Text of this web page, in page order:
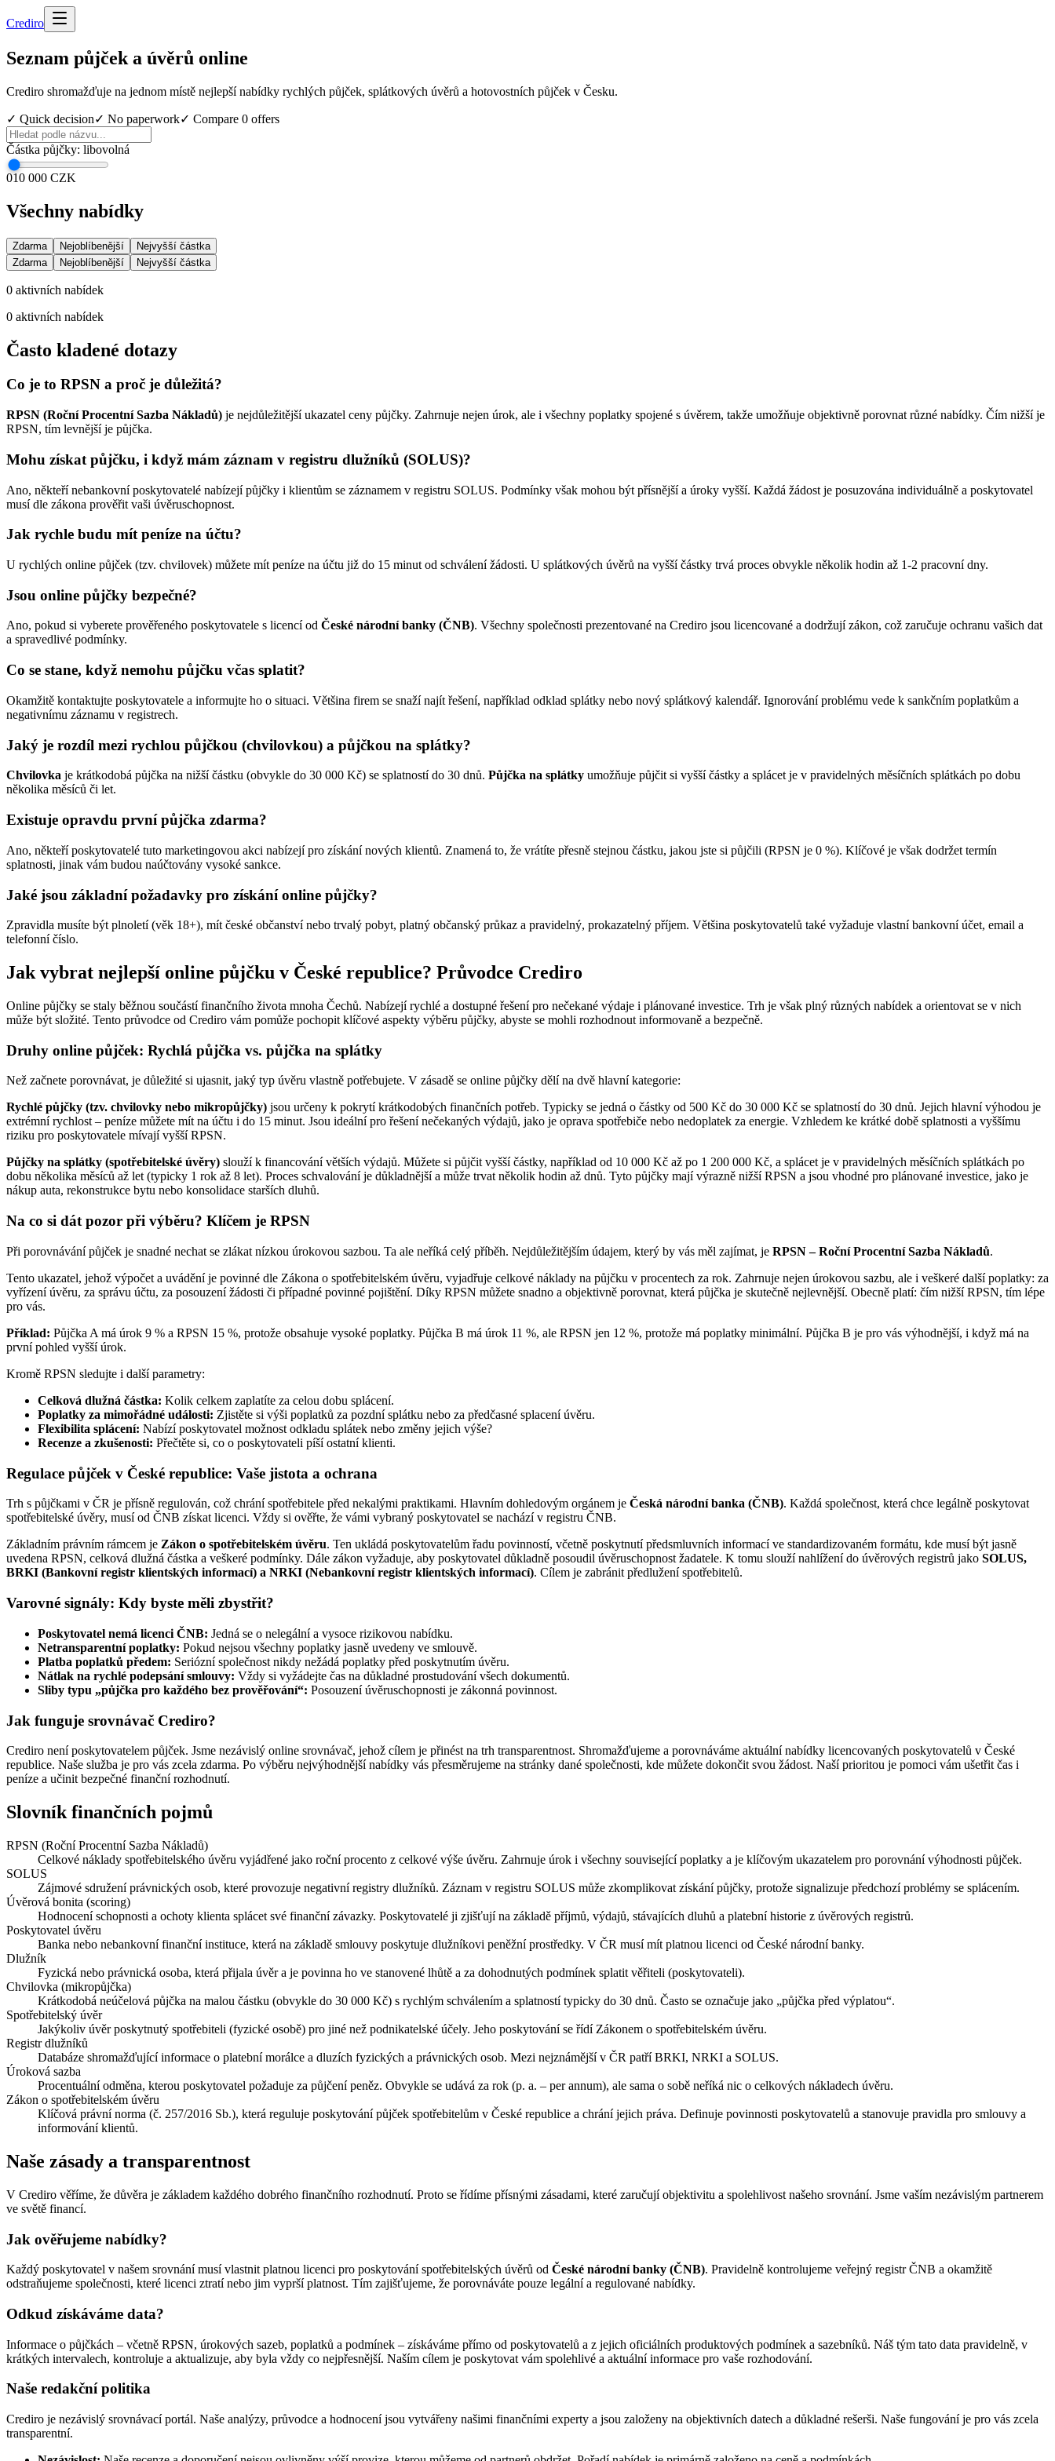
Crediro
Seznam půjček a úvěrů online
Crediro shromažďuje na jednom místě nejlepší nabídky rychlých půjček, splátkových úvěrů a hotovostních půjček v Česku.
✓ Quick decision✓ No paperwork✓ Compare 0 offers
Částka půjčky: libovolná
010 000 CZK
Všechny nabídky
Zdarma Nejoblíbenější
Nejvyšší částka
Zdarma
Nejoblíbenější Nejvyšší částka
0 aktivních nabídek
0 aktivních nabídek
Často kladené dotazy
Co je to RPSN a proč je důležitá?
RPSN (Roční Procentní Sazba Nákladů) je nejdůležitější ukazatel ceny půjčky. Zahrnuje nejen úrok, ale i všechny poplatky spojené s úvěrem, takže umožňuje objektivně porovnat různé nabídky. Čím nižší je
RPSN, tím levnější je půjčka.
Mohu získat půjčku, i když mám záznam v registru dlužníků (SOLUS)?
Ano, někteří nebankovní poskytovatelé nabízejí půjčky i klientům se záznamem v registru SOLUS. Podmínky však mohou být přísnější a úroky vyšší. Každá žádost je posuzována individuálně a poskytovatel
musí dle zákona prověřit vaši úvěruschopnost.
Jak rychle budu mít peníze na účtu?
U rychlých online půjček (tzv. chvilovek) můžete mít peníze na účtu již do 15 minut od schválení žádosti. U splátkových úvěrů na vyšší částky trvá proces obvykle několik hodin až 1-2 pracovní dny.
Jsou online půjčky bezpečné?
Ano, pokud si vyberete prověřeného poskytovatele s licencí od České národní banky (ČNB). Všechny společnosti prezentované na Crediro jsou licencované a dodržují zákon, což zaručuje ochranu vašich dat
a spravedlivé podmínky.
Co se stane, když nemohu půjčku včas splatit?
Okamžitě kontaktujte poskytovatele a informujte ho o situaci. Většina firem se snaží najít řešení, například odklad splátky nebo nový splátkový kalendář. Ignorování problému vede k sankčním poplatkům a
negativnímu záznamu v registrech.
Jaký je rozdíl mezi rychlou půjčkou (chvilovkou) a půjčkou na splátky?
Chvilovka je krátkodobá půjčka na nižší částku (obvykle do 30 000 Kč) se splatností do 30 dnů. Půjčka na splátky umožňuje půjčit si vyšší částky a splácet je v pravidelných měsíčních splátkách po dobu
několika měsíců či let.
Existuje opravdu první půjčka zdarma?
Ano, někteří poskytovatelé tuto marketingovou akci nabízejí pro získání nových klientů. Znamená to, že vrátíte přesně stejnou částku, jakou jste si půjčili (RPSN je 0 %). Klíčové je však dodržet termín
splatnosti, jinak vám budou naúčtovány vysoké sankce.
Jaké jsou základní požadavky pro získání online půjčky?
Zpravidla musíte být plnoletí (věk 18+), mít české občanství nebo trvalý pobyt, platný občanský průkaz a pravidelný, prokazatelný příjem. Většina poskytovatelů také vyžaduje vlastní bankovní účet, email a
telefonní číslo.
Jak vybrat nejlepší online půjčku v České republice? Průvodce Crediro
Online půjčky se staly běžnou součástí finančního života mnoha Čechů. Nabízejí rychlé a dostupné řešení pro nečekané výdaje i plánované investice. Trh je však plný různých nabídek a orientovat se v nich
může být složité. Tento průvodce od Crediro vám pomůže pochopit klíčové aspekty výběru půjčky, abyste se mohli rozhodnout informovaně a bezpečně.
Druhy online půjček: Rychlá půjčka vs. půjčka na splátky
Než začnete porovnávat, je důležité si ujasnit, jaký typ úvěru vlastně potřebujete. V zásadě se online půjčky dělí na dvě hlavní kategorie:
Rychlé půjčky (tzv. chvilovky nebo mikropůjčky) jsou určeny k pokrytí krátkodobých finančních potřeb. Typicky se jedná o částky od 500 Kč do 30 000 Kč se splatností do 30 dnů. Jejich hlavní výhodou je
extrémní rychlost – peníze můžete mít na účtu i do 15 minut. Jsou ideální pro řešení nečekaných výdajů, jako je oprava spotřebiče nebo nedoplatek za energie. Vzhledem ke krátké době splatnosti a vyššímu
riziku pro poskytovatele mívají vyšší RPSN.
Půjčky na splátky (spotřebitelské úvěry) slouží k financování větších výdajů. Můžete si půjčit vyšší částky, například od 10 000 Kč až po 1 200 000 Kč, a splácet je v pravidelných měsíčních splátkách po
dobu několika měsíců až let (typicky 1 rok až 8 let). Proces schvalování je důkladnější a může trvat několik hodin až dnů. Tyto půjčky mají výrazně nižší RPSN a jsou vhodné pro plánované investice, jako je
nákup auta, rekonstrukce bytu nebo konsolidace starších dluhů.
Na co si dát pozor při výběru? Klíčem je RPSN
Při porovnávání půjček je snadné nechat se zlákat nízkou úrokovou sazbou. Ta ale neříká celý příběh. Nejdůležitějším údajem, který by vás měl zajímat, je RPSN – Roční Procentní Sazba Nákladů.
Tento ukazatel, jehož výpočet a uvádění je povinné dle Zákona o spotřebitelském úvěru, vyjadřuje celkové náklady na půjčku v procentech za rok. Zahrnuje nejen úrokovou sazbu, ale i veškeré další poplatky: za
vyřízení úvěru, za správu účtu, za posouzení žádosti či případné povinné pojištění. Díky RPSN můžete snadno a objektivně porovnat, která půjčka je skutečně nejlevnější. Obecně platí: čím nižší RPSN, tím lépe
pro vás.
Příklad: Půjčka A má úrok 9 % a RPSN 15 %, protože obsahuje vysoké poplatky. Půjčka B má úrok 11 %, ale RPSN jen 12 %, protože má poplatky minimální. Půjčka B je pro vás výhodnější, i když má na
první pohled vyšší úrok.
Kromě RPSN sledujte i další parametry:
Celková dlužná částka: Kolik celkem zaplatíte za celou dobu splácení.
Poplatky za mimořádné události: Zjistěte si výši poplatků za pozdní splátku nebo za předčasné splacení úvěru.
Flexibilita splácení: Nabízí poskytovatel možnost odkladu splátek nebo změny jejich výše?
Recenze a zkušenosti: Přečtěte si, co o poskytovateli píší ostatní klienti.
Regulace půjček v České republice: Vaše jistota a ochrana
Trh s půjčkami v ČR je přísně regulován, což chrání spotřebitele před nekalými praktikami. Hlavním dohledovým orgánem je Česká národní banka (ČNB). Každá společnost, která chce legálně poskytovat
spotřebitelské úvěry, musí od ČNB získat licenci. Vždy si ověřte, že vámi vybraný poskytovatel se nachází v registru ČNB.
Základním právním rámcem je Zákon o spotřebitelském úvěru. Ten ukládá poskytovatelům řadu povinností, včetně poskytnutí předsmluvních informací ve standardizovaném formátu, kde musí být jasně
uvedena RPSN, celková dlužná částka a veškeré podmínky. Dále zákon vyžaduje, aby poskytovatel důkladně posoudil úvěruschopnost žadatele. K tomu slouží nahlížení do úvěrových registrů jako SOLUS,
BRKI (Bankovní registr klientských informací) a NRKI (Nebankovní registr klientských informací). Cílem je zabránit předlužení spotřebitelů.
Varovné signály: Kdy byste měli zbystřit?
Poskytovatel nemá licenci ČNB: Jedná se o nelegální a vysoce rizikovou nabídku.
Netransparentní poplatky: Pokud nejsou všechny poplatky jasně uvedeny ve smlouvě.
Platba poplatků předem: Seriózní společnost nikdy nežádá poplatky před poskytnutím úvěru.
Nátlak na rychlé podepsání smlouvy: Vždy si vyžádejte čas na důkladné prostudování všech dokumentů.
Sliby typu „půjčka pro každého bez prověřování“: Posouzení úvěruschopnosti je zákonná povinnost.
Jak funguje srovnávač Crediro?
Crediro není poskytovatelem půjček. Jsme nezávislý online srovnávač, jehož cílem je přinést na trh transparentnost. Shromažďujeme a porovnáváme aktuální nabídky licencovaných poskytovatelů v České
republice. Naše služba je pro vás zcela zdarma. Po výběru nejvýhodnější nabídky vás přesměrujeme na stránky dané společnosti, kde můžete dokončit svou žádost. Naší prioritou je pomoci vám ušetřit čas i
peníze a učinit bezpečné finanční rozhodnutí.
Slovník finančních pojmů
RPSN (Roční Procentní Sazba Nákladů)
Celkové náklady spotřebitelského úvěru vyjádřené jako roční procento z celkové výše úvěru. Zahrnuje úrok i všechny související poplatky a je klíčovým ukazatelem pro porovnání výhodnosti půjček.
SOLUS
Zájmové sdružení právnických osob, které provozuje negativní registry dlužníků. Záznam v registru SOLUS může zkomplikovat získání půjčky, protože signalizuje předchozí problémy se splácením.
Úvěrová bonita (scoring)
Hodnocení schopnosti a ochoty klienta splácet své finanční závazky. Poskytovatelé ji zjišťují na základě příjmů, výdajů, stávajících dluhů a platební historie z úvěrových registrů.
Poskytovatel úvěru
Banka nebo nebankovní finanční instituce, která na základě smlouvy poskytuje dlužníkovi peněžní prostředky. V ČR musí mít platnou licenci od České národní banky.
Dlužník
Fyzická nebo právnická osoba, která přijala úvěr a je povinna ho ve stanovené lhůtě a za dohodnutých podmínek splatit věřiteli (poskytovateli).
Chvilovka (mikropůjčka)
Krátkodobá neúčelová půjčka na malou částku (obvykle do 30 000 Kč) s rychlým schválením a splatností typicky do 30 dnů. Často se označuje jako „půjčka před výplatou“.
Spotřebitelský úvěr
Jakýkoliv úvěr poskytnutý spotřebiteli (fyzické osobě) pro jiné než podnikatelské účely. Jeho poskytování se řídí Zákonem o spotřebitelském úvěru.
Registr dlužníků
Databáze shromažďující informace o platební morálce a dluzích fyzických a právnických osob. Mezi nejznámější v ČR patří BRKI, NRKI a SOLUS.
Úroková sazba
Procentuální odměna, kterou poskytovatel požaduje za půjčení peněz. Obvykle se udává za rok (p. a. – per annum), ale sama o sobě neříká nic o celkových nákladech úvěru.
Zákon o spotřebitelském úvěru
Klíčová právní norma (č. 257/2016 Sb.), která reguluje poskytování půjček spotřebitelům v České republice a chrání jejich práva. Definuje povinnosti poskytovatelů a stanovuje pravidla pro smlouvy a
informování klientů.
Naše zásady a transparentnost
V Crediro věříme, že důvěra je základem každého dobrého finančního rozhodnutí. Proto se řídíme přísnými zásadami, které zaručují objektivitu a spolehlivost našeho srovnání. Jsme vaším nezávislým partnerem
ve světě financí.
Jak ověřujeme nabídky?
Každý poskytovatel v našem srovnání musí vlastnit platnou licenci pro poskytování spotřebitelských úvěrů od České národní banky (ČNB). Pravidelně kontrolujeme veřejný registr ČNB a okamžitě
odstraňujeme společnosti, které licenci ztratí nebo jim vyprší platnost. Tím zajišťujeme, že porovnáváte pouze legální a regulované nabídky.
Odkud získáváme data?
Informace o půjčkách – včetně RPSN, úrokových sazeb, poplatků a podmínek – získáváme přímo od poskytovatelů a z jejich oficiálních produktových podmínek a sazebníků. Náš tým tato data pravidelně, v
krátkých intervalech, kontroluje a aktualizuje, aby byla vždy co nejpřesnější. Naším cílem je poskytovat vám spolehlivé a aktuální informace pro vaše rozhodování.
Naše redakční politika
Crediro je nezávislý srovnávací portál. Naše analýzy, průvodce a hodnocení jsou vytvářeny našimi finančními experty a jsou založeny na objektivních datech a důkladné rešerši. Naše fungování je pro vás zcela
transparentní.